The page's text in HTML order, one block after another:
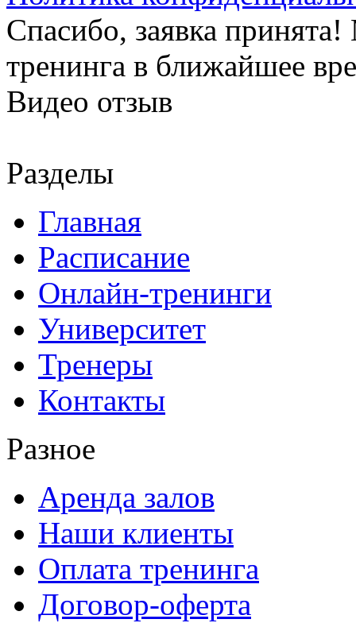
Спасибо, заявка
тренинга в ближайшее
Видео отзыв
Разделы
Главная
Расписание
Онлайн-тренинги
Университет
Тренеры
Контакты
Разное
Аренда залов
Наши клиенты
Оплата тренинга
Договор-оферта